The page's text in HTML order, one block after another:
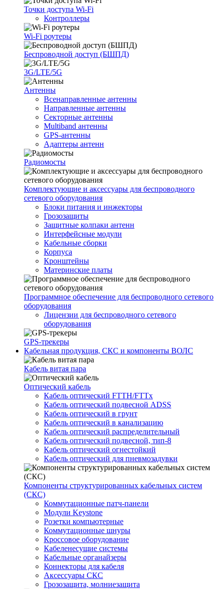
Точки доступа Wi-Fi
Контроллеры
Wi-Fi роутеры
Беспроводной доступ (БШПД)
3G/LTE/5G
Антенны
Всенаправленные антенны
Направленные антенны
Секторные антенны
Multiband антенны
GPS-антенны
Адаптеры антенн
Радиомосты
Комплектующие и аксессуары для беспроводного
сетевого оборудования
Блоки питания и инжекторы
Грозозащиты
Защитные колпаки антенн
Интерфейсные модули
Кабельные сборки
Корпуса
Кронштейны
Материнские платы
Программное обеспечение для беспроводного сетевого
оборудования
Лицензии для беспроводного сетевого
оборудования
GPS-трекеры
Кабельная продукция, СКС и компоненты ВОЛС
Кабель витая пара
Оптический кабель
Кабель оптический FTTH/FTTx
Кабель оптический подвесной ADSS
Кабель оптический в грунт
Кабель оптический в канализацию
Кабель оптический распределительный
Кабель оптический подвесной, тип-8
Кабель оптический огнестойкий
Кабель оптический для пневмозадувки
Компоненты структурированных кабельных систем
(СКС)
Коммутационные патч-панели
Модули Keystone
Розетки компьютерные
Коммутационные шнуры
Кроссовое оборудование
Кабеленесущие системы
Кабельные органайзеры
Коннекторы для кабеля
Аксессуары СКС
Грозозащита, молниезащита